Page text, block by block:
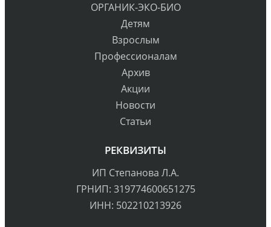
ОРГАНИК-ЭКО-БИО
Детям
Взрослым
Профессионалам
Архив
Акции
Новости
Статьи
РЕКВИЗИТЫ
ИП Степанова Л.А.
ГРНИП: 319774600651275
ИНН: 502210213926